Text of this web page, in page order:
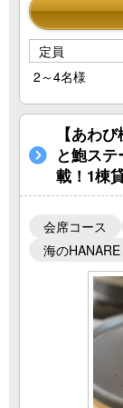
定員
2～4名様
【あわ
と鮑ス
載！1棟
会席コース
海のHANARE